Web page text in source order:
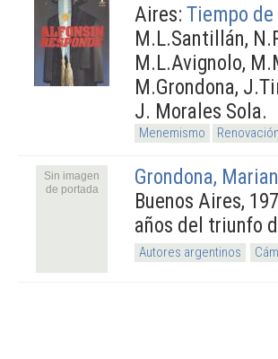
Aires: Tiempo de
M.L.Santillán,
M.L.Avignolo,
M.Grondona,
J. Morales Sola.
Menemismo
Sin imagen
de portada
Grondona,
Buenos Aires,
años del triunfo
Autores argentinos